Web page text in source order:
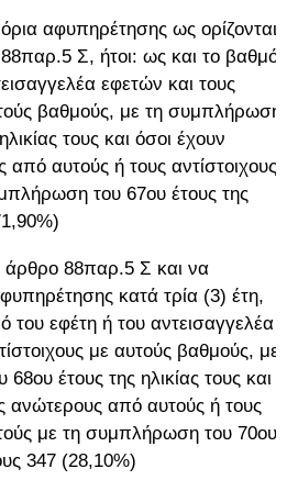
αφυπηρέτησης ως ορίζονται
Σ, ήτοι: ως και το βαθμό
εφετών και τους
βαθμούς, με τη συμπλήρωση
τους και όσοι έχουν
αυτούς ή τους αντίστοιχους
του 67ου έτους της
άρθρο 88παρ.5 Σ και να
κατά τρία (3) έτη,
του εφέτη ή του αντεισαγγελέα
με αυτούς βαθμούς, με
έτους της ηλικίας τους και
ανώτερους από αυτούς ή τους
με τη συμπλήρωση του 70ου
347 (28,10%)